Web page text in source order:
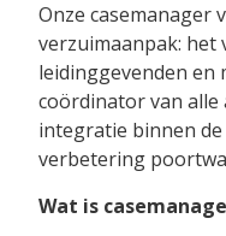
Onze casemanager
verzuimaanpak: het
leidinggevenden en
coördinator van alle
integratie binnen
verbetering
Wat is